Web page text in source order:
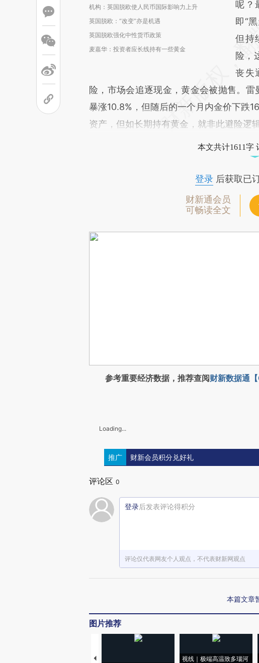
机构：英国脱欧使人民币国际影响力上升
英国脱欧：“改变”亦是机遇
英国脱欧强化中性货币政策
麦嘉华：投资者应长线持有一些黄金
呢？
即“
但持
险，
丧失
险，市场会追逐现金，黄金会被抛售。
暴涨10.8%，但随后的一个月内金价下跌
资产，但如长期持有黄金，就非此避险逻辑
本文共计1611字
登录后获取已
财新通会员
可畅读全文
参考重要经济数据，推荐查阅财新数据通【
Loading...
推广 财新会员积分兑好礼
评论区 0
登录后发表评论得积分
评论仅代表网友个人观点，不代表财新网观点
本篇文章
图片推荐
视线｜极端高温致多瑙河